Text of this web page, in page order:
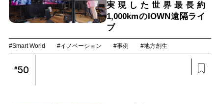
実現した世界最長約
1,000kmのIOWN遠隔ライ
ブ
#Smart World #イノベーション #事例 #地方創生
#50